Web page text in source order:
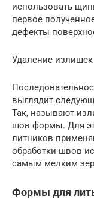
использовать
первое
дефекты
Удаление
выглядит
Так, называют
шов формы. Для
литников
обработки швов
самым мелким
Формы для